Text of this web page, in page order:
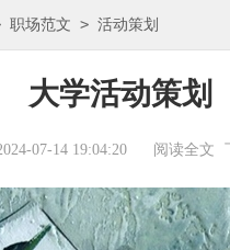
职场范文 > 活动策划
大学活动策划
07-14 19:04:20 阅读全文